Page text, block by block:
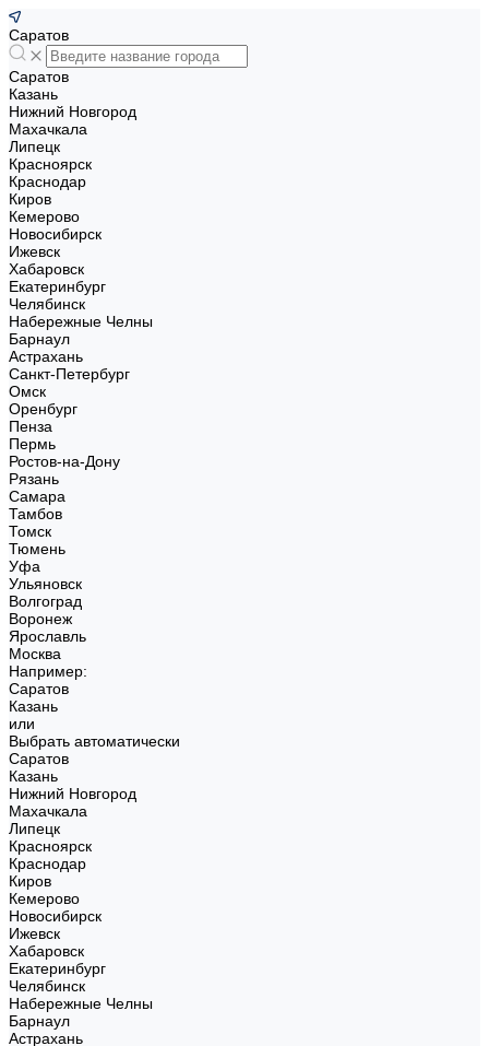
Саратов
Саратов
Казань
Нижний Новгород
Махачкала
Липецк
Красноярск
Краснодар
Киров
Кемерово
Новосибирск
Ижевск
Хабаровск
Екатеринбург
Челябинск
Набережные Челны
Барнаул
Астрахань
Санкт-Петербург
Омск
Оренбург
Пенза
Пермь
Ростов-на-Дону
Рязань
Самара
Тамбов
Томск
Тюмень
Уфа
Ульяновск
Волгоград
Воронеж
Ярославль
Москва
Например:
Саратов
Казань
или
Выбрать автоматически
Саратов
Казань
Нижний Новгород
Махачкала
Липецк
Красноярск
Краснодар
Киров
Кемерово
Новосибирск
Ижевск
Хабаровск
Екатеринбург
Челябинск
Набережные Челны
Барнаул
Астрахань